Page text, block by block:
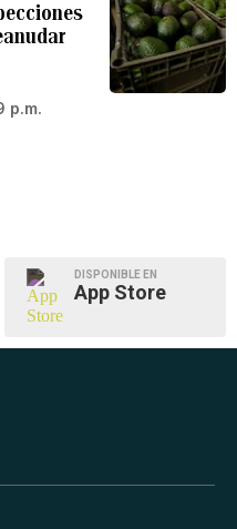
p.m.
DISPONIBLE EN
App Store